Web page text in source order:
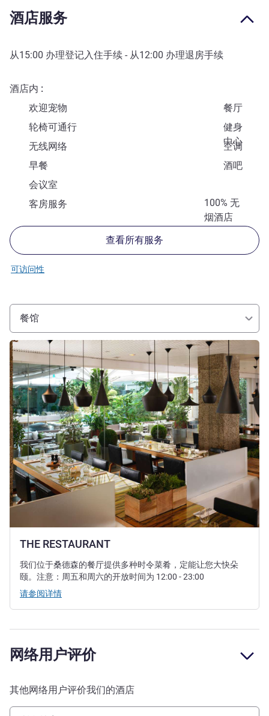
酒店服务
从15:00 办理登记入住手续 - 从12:00 办理退房手续
酒店内
欢迎宠物
餐厅
轮椅可通行
健身
中心
无线网络
空调
早餐
酒吧
会议室
100% 无
烟酒店
客房服务
查看所有服务
可访问性
餐馆
THE RESTAURANT
请参阅详情
我们位于桑德森的餐厅提供多种时令菜肴，定能让您大快朵
颐。注意：周五和周六的开放时间为 12:00 - 23:00
请参阅详情
网络用户评价
其他网络用户评价我们的酒店